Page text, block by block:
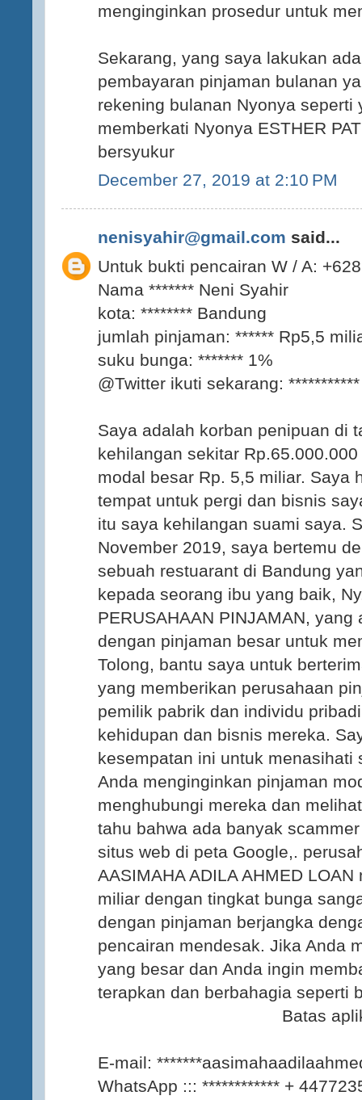
menginginkan prosedur untuk
Sekarang, yang saya lakukan
pembayaran pinjaman bulanan
rekening bulanan Nyonya seperti
memberkati Nyonya ESTHER
bersyukur
December 27, 2019 at 2:10 PM
nenisyahir@gmail.com said...
Untuk bukti pencairan W / A:
Nama ******* Neni Syahir
kota: ******** Bandung
jumlah pinjaman: ****** Rp5,5
suku bunga: ******* 1%
@Twitter ikuti sekarang:
Saya adalah korban penipuan di
kehilangan sekitar
modal besar Rp. 5,5 miliar. Saya
tempat untuk pergi dan bisnis
itu saya kehilangan suami saya.
November 2019, saya bertemu
sebuah restuarant di Bandung
kepada seorang ibu yang baik,
PERUSAHAAN PINJAMAN,
dengan pinjaman besar untuk
Tolong, bantu saya untuk
yang memberikan perusahaan
pemilik pabrik dan individu
kehidupan dan bisnis mereka.
kesempatan ini untuk
Anda menginginkan pinjaman
menghubungi mereka dan
tahu bahwa ada banyak
situs web di peta Google,.
AASIMAHA ADILA AHMED
miliar dengan tingkat bunga
dengan pinjaman berjangka
pencairan mendesak. Jika Anda
yang besar dan Anda ingin
terapkan dan berbahagia seperti
Batas aplikasi di
E-mail:
WhatsApp ::: ************ +